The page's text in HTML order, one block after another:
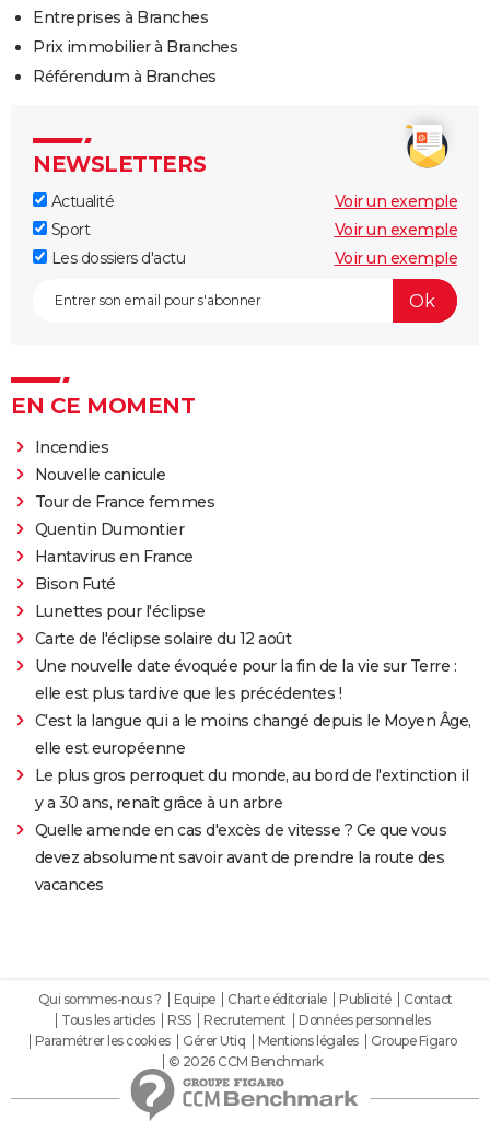
Entreprises à Branches
Prix immobilier à Branches
Référendum à Branches
NEWSLETTERS
Actualité
Voir un exemple
Sport
Voir un exemple
Les dossiers d'actu
Voir un exemple
EN CE MOMENT
Incendies
Nouvelle canicule
Tour de France femmes
Quentin Dumontier
Hantavirus en France
Bison Futé
Lunettes pour l'éclipse
Carte de l'éclipse solaire du 12 août
Une nouvelle date évoquée pour la fin de la vie sur Terre :
elle est plus tardive que les précédentes !
C'est la langue qui a le moins changé depuis le Moyen Âge,
elle est européenne
Le plus gros perroquet du monde, au bord de l'extinction il
y a 30 ans, renaît grâce à un arbre
Quelle amende en cas d'excès de vitesse ? Ce que vous
devez absolument savoir avant de prendre la route des
vacances
Qui sommes-nous ? Equipe Charte éditoriale Publicité
Contact
Tous les articles
RSS Recrutement
Données personnelles
Paramétrer les cookies
Gérer Utiq Mentions légales
Groupe Figaro
© 2026 CCM Benchmark